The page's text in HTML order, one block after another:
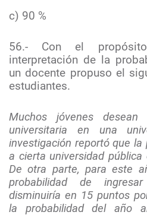
c) 90 %
56.- Con el
interpretación de la
un docente propuso el
estudiantes.
Muchos jóvenes
universitaria en una
investigación reportó que la
a cierta universidad
De otra parte, para este
probabilidad de
disminuiría en 15 puntos
la probabilidad del año